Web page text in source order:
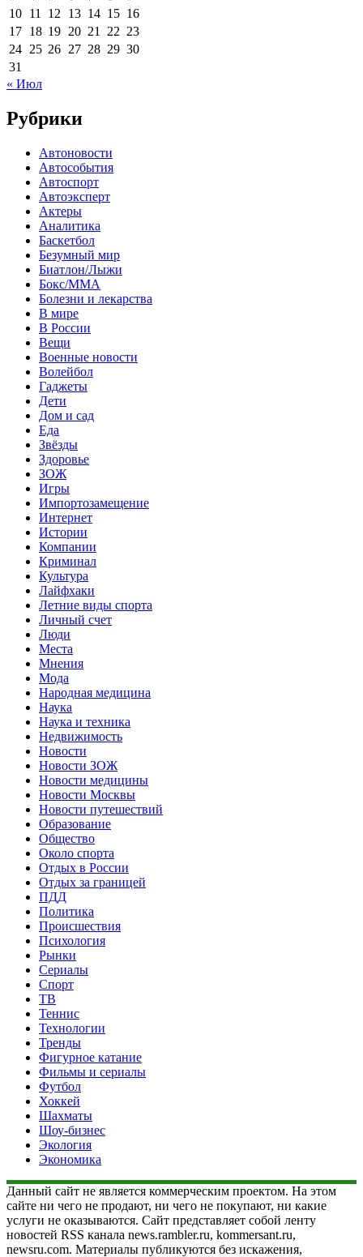
10 11 12 13 14 15 16
17 18 19 20 21 22 23
24 25 26 27 28 29 30
31
« Июл
Рубрики
Автоновости
Автособытия
Автоспорт
Автоэксперт
Актеры
Аналитика
Баскетбол
Безумный мир
Биатлон/Лыжи
Бокс/MMA
Болезни и лекарства
В мире
В России
Вещи
Военные новости
Волейбол
Гаджеты
Дети
Дом и сад
Еда
Звёзды
Здоровье
ЗОЖ
Игры
Импортозамещение
Интернет
Истории
Компании
Криминал
Культура
Лайфхаки
Летние виды спорта
Личный счет
Люди
Места
Мнения
Мода
Народная медицина
Наука
Наука и техника
Недвижимость
Новости
Новости ЗОЖ
Новости медицины
Новости Москвы
Новости путешествий
Образование
Общество
Около спорта
Отдых в России
Отдых за границей
ПДД
Политика
Происшествия
Психология
Рынки
Сериалы
Спорт
ТВ
Теннис
Технологии
Тренды
Фигурное катание
Фильмы и сериалы
Футбол
Хоккей
Шахматы
Шоу-бизнес
Экология
Экономика
Данный сайт не является коммерческим проектом. На этом
сайте ни чего не продают, ни чего не покупают, ни какие
услуги не оказываются. Сайт представляет собой ленту
новостей RSS канала news.rambler.ru, kommersant.ru,
newsru.com. Материалы публикуются без искажения,